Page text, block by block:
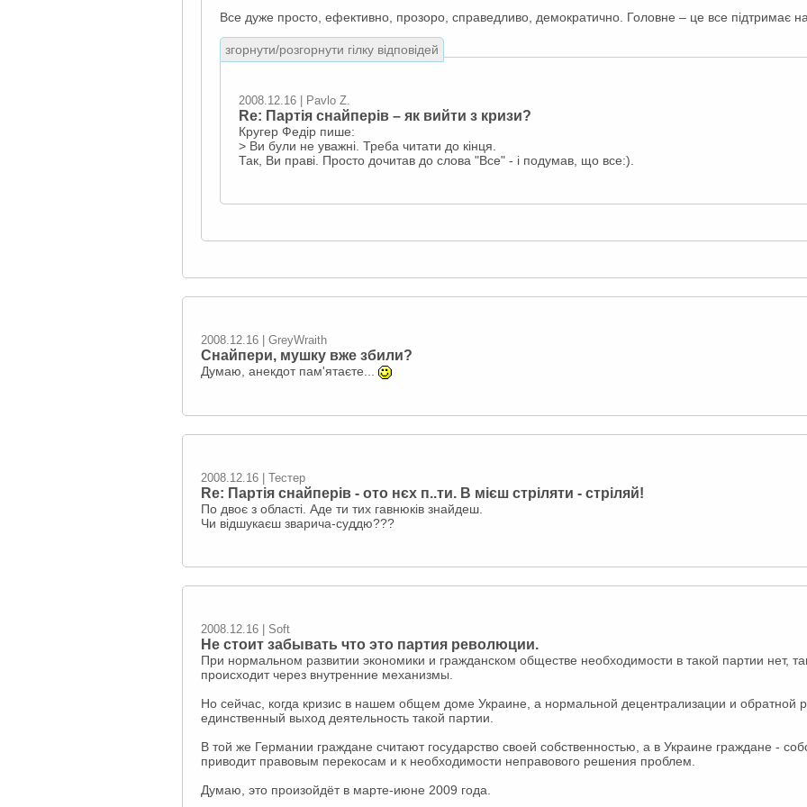
Все дуже просто, ефективно, прозоро, справедливо, демократично. Головне – це все підтримає
згорнути/розгорнути гілку відповідей
2008.12.16 | Pavlo Z.
Re: Партія снайперів – як вийти з кризи?
Кругер Федір пише:
> Ви були не уважні. Треба читати до кінця.
Так, Ви праві. Просто дочитав до слова "Все" - і подумав, що все:).
2008.12.16 | GreyWraith
Снайпери, мушку вже збили?
Думаю, анекдот пам'ятаєте...
2008.12.16 | Тестер
Re: Партія снайперів - ото нєх п..ти. В мієш стріляти - стріляй!
По двоє з області. Аде ти тих гавнюків знайдеш.
Чи відшукаєш зварича-суддю???
2008.12.16 | Soft
Не стоит забывать что это партия революции.
При нормальном развитии экономики и гражданском обществе необходимости в такой партии нет,
происходит через внутренние механизмы.
Но сейчас, когда кризис в нашем общем доме Украине, а нормальной децентрализации и обратной
единственный выход деятельность такой партии.
В той же Германии граждане считают государство своей собственностью, а в Украине граждане -
приводит правовым перекосам и к необходимости неправового решения проблем.
Думаю, это произойдёт в марте-июне 2009 года.